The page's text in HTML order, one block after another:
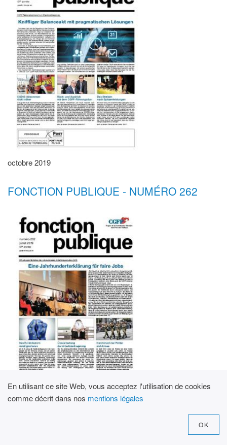
octobre 2019
FONCTION PUBLIQUE - NUMÉRO 262
FONCTION PUBLIQUE - NUMÉRO 261
En utilisant ce site Web, vous acceptez l'utilisation de cookies
comme décrit dans nos mentions légales
OK